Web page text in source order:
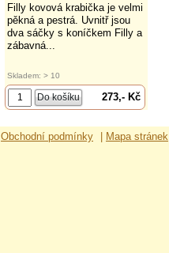
Filly kovová krabička je velmi
pěkná a pestrá. Uvnitř jsou
dva sáčky s koníčkem Filly a
zábavná...
Skladem: > 10
273,- Kč
Obchodní podmínky Mapa stránek